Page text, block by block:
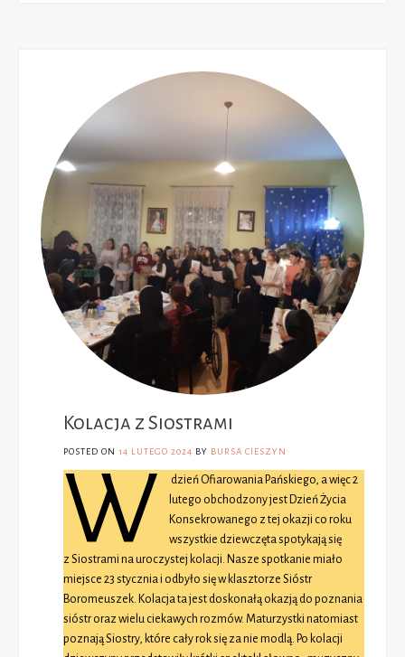
Kolacja z Siostrami
POSTED ON 14 LUTEGO 2024 BY BURSA CIESZYN
W
dzień Ofiarowania Pańskiego, a więc 2
lutego obchodzony jest Dzień Życia
Konsekrowanego z tej okazji co roku
wszystkie dziewczęta spotykają się
z Siostrami na uroczystej kolacji. Nasze spotkanie miało
miejsce 23 stycznia i odbyło się w klasztorze Sióstr
Boromeuszek. Kolacja ta jest doskonałą okazją do poznania
sióstr oraz wielu ciekawych rozmów. Maturzystki natomiast
poznają Siostry, które cały rok się za nie modlą. Po kolacji